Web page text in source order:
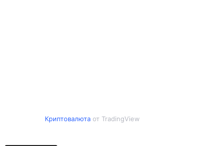
Криптовалютаот TradingView